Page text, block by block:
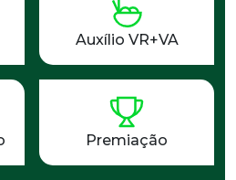
Auxílio VR+VA
Premiação